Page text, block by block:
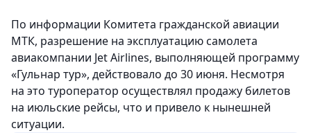
По информации Комитета гражданской авиации
МТК, разрешение на эксплуатацию самолета
авиакомпании Jet Airlines, выполняющей программу
«Гульнар тур», действовало до 30 июня. Несмотря
на это туроператор осуществлял продажу билетов
на июльские рейсы, что и привело к нынешней
ситуации.